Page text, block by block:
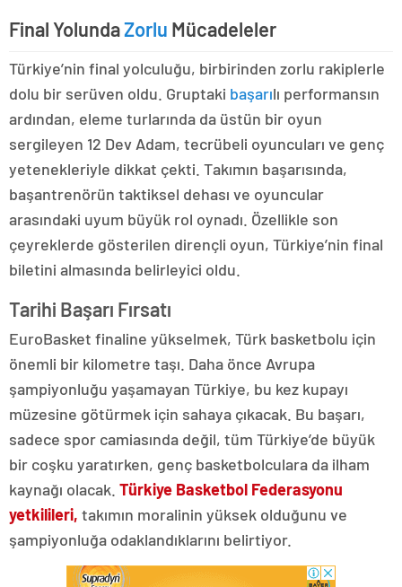
Final YolundaZorlu Mücadeleler
Türkiye’nin final yolculuğu, birbirinden zorlu rakiplerle
dolu bir serüven oldu. Gruptaki başarılı performansın
ardından, eleme turlarında da üstün bir oyun
sergileyen 12 Dev Adam, tecrübeli oyuncuları ve genç
yetenekleriyle dikkat çekti. Takımın başarısında,
başantrenörün taktiksel dehası ve oyuncular
arasındaki uyum büyük rol oynadı. Özellikle son
çeyreklerde gösterilen dirençli oyun, Türkiye’nin final
biletini almasında belirleyici oldu.
Tarihi Başarı Fırsatı
EuroBasket finaline yükselmek, Türk basketbolu için
önemli bir kilometre taşı. Daha önce Avrupa
şampiyonluğu yaşamayan Türkiye, bu kez kupayı
müzesine götürmek için sahaya çıkacak. Bu başarı,
sadece spor camiasında değil, tüm Türkiye’de büyük
bir coşku yaratırken, genç basketbolculara da ilham
kaynağı olacak. Türkiye Basketbol Federasyonu
yetkilileri, takımın moralinin yüksek olduğunu ve
şampiyonluğa odaklandıklarını belirtiyor.